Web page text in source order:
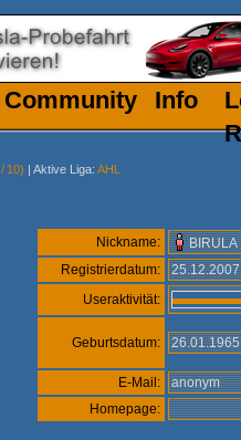
Community
Info
/ 10) | Aktive Liga: AHL
Nickname:
BIRULA
Registrierdatum:
Useraktivität:
Geburtsdatum:
E-Mail:
anonym
Homepage: